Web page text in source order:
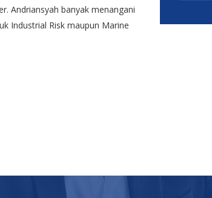
Andriansyah banyak menangani
Industrial Risk maupun Marine